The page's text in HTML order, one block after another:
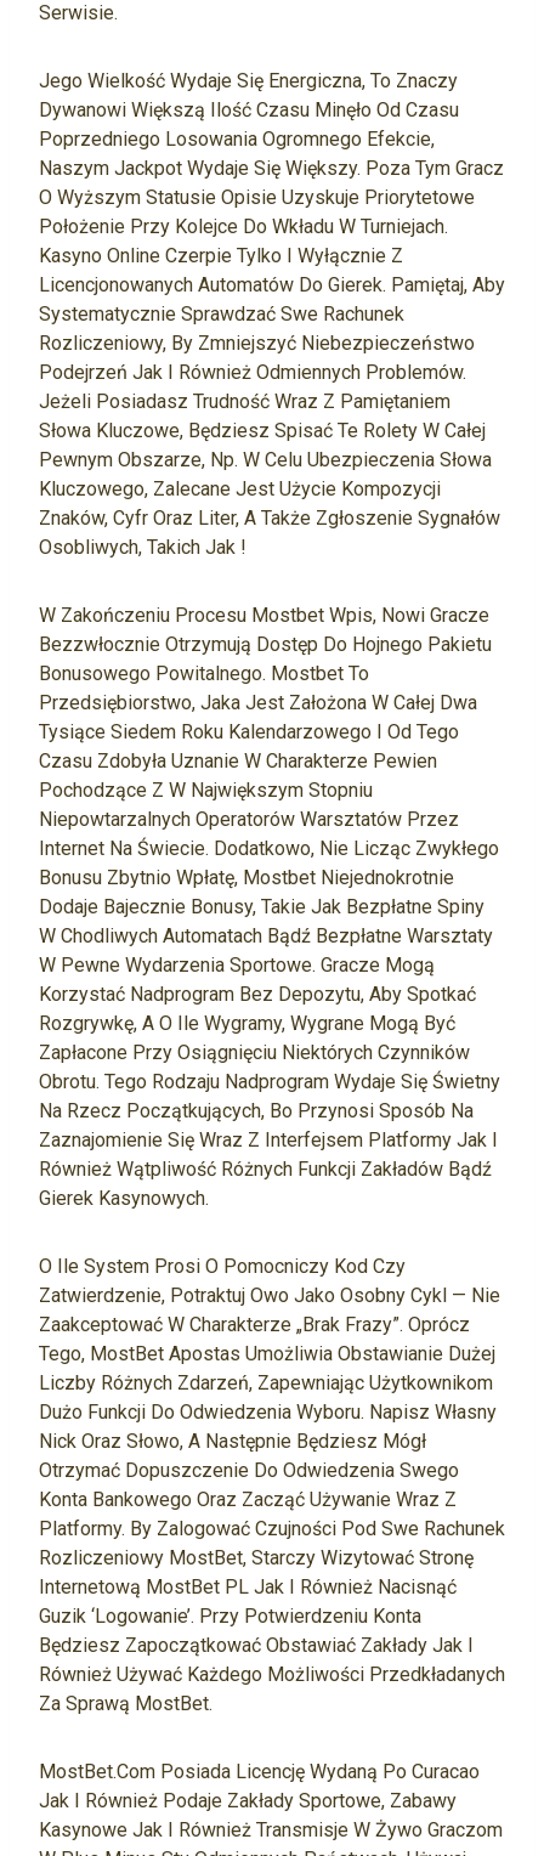
Serwisie.
Jego Wielkość Wydaje Się Energiczna, To Znaczy
Dywanowi Większą Ilość Czasu Minęło Od Czasu
Poprzedniego Losowania Ogromnego Efekcie,
Naszym Jackpot Wydaje Się Większy. Poza Tym Gracz
O Wyższym Statusie Opisie Uzyskuje Priorytetowe
Położenie Przy Kolejce Do Wkładu W Turniejach.
Kasyno Online Czerpie Tylko I Wyłącznie Z
Licencjonowanych Automatów Do Gierek. Pamiętaj, Aby
Systematycznie Sprawdzać Swe Rachunek
Rozliczeniowy, By Zmniejszyć Niebezpieczeństwo
Podejrzeń Jak I Również Odmiennych Problemów.
Jeżeli Posiadasz Trudność Wraz Z Pamiętaniem
Słowa Kluczowe, Będziesz Spisać Te Rolety W Całej
Pewnym Obszarze, Np. W Celu Ubezpieczenia Słowa
Kluczowego, Zalecane Jest Użycie Kompozycji
Znaków, Cyfr Oraz Liter, A Także Zgłoszenie Sygnałów
Osobliwych, Takich Jak !
W Zakończeniu Procesu Mostbet Wpis, Nowi Gracze
Bezzwłocznie Otrzymują Dostęp Do Hojnego Pakietu
Bonusowego Powitalnego. Mostbet To
Przedsiębiorstwo, Jaka Jest Założona W Całej Dwa
Tysiące Siedem Roku Kalendarzowego I Od Tego
Czasu Zdobyła Uznanie W Charakterze Pewien
Pochodzące Z W Największym Stopniu
Niepowtarzalnych Operatorów Warsztatów Przez
Internet Na Świecie. Dodatkowo, Nie Licząc Zwykłego
Bonusu Zbytnio Wpłatę, Mostbet Niejednokrotnie
Dodaje Bajecznie Bonusy, Takie Jak Bezpłatne Spiny
W Chodliwych Automatach Bądź Bezpłatne Warsztaty
W Pewne Wydarzenia Sportowe. Gracze Mogą
Korzystać Nadprogram Bez Depozytu, Aby Spotkać
Rozgrywkę, A O Ile Wygramy, Wygrane Mogą Być
Zapłacone Przy Osiągnięciu Niektórych Czynników
Obrotu. Tego Rodzaju Nadprogram Wydaje Się Świetny
Na Rzecz Początkujących, Bo Przynosi Sposób Na
Zaznajomienie Się Wraz Z Interfejsem Platformy Jak I
Również Wątpliwość Różnych Funkcji Zakładów Bądź
Gierek Kasynowych.
O Ile System Prosi O Pomocniczy Kod Czy
Zatwierdzenie, Potraktuj Owo Jako Osobny Cykl — Nie
Zaakceptować W Charakterze „brak Frazy”. Oprócz
Tego, MostBet Apostas Umożliwia Obstawianie Dużej
Liczby Różnych Zdarzeń, Zapewniając Użytkownikom
Dużo Funkcji Do Odwiedzenia Wyboru. Napisz Własny
Nick Oraz Słowo, A Następnie Będziesz Mógł
Otrzymać Dopuszczenie Do Odwiedzenia Swego
Konta Bankowego Oraz Zacząć Używanie Wraz Z
Platformy. By Zalogować Czujności Pod Swe Rachunek
Rozliczeniowy MostBet, Starczy Wizytować Stronę
Internetową MostBet PL Jak I Również Nacisnąć
Guzik ‘Logowanie’. Przy Potwierdzeniu Konta
Będziesz Zapoczątkować Obstawiać Zakłady Jak I
Również Używać Każdego Możliwości Przedkładanych
Za Sprawą MostBet.
MostBet.com Posiada Licencję Wydaną Po Curacao
Jak I Również Podaje Zakłady Sportowe, Zabawy
Kasynowe Jak I Również Transmisje W Żywo Graczom